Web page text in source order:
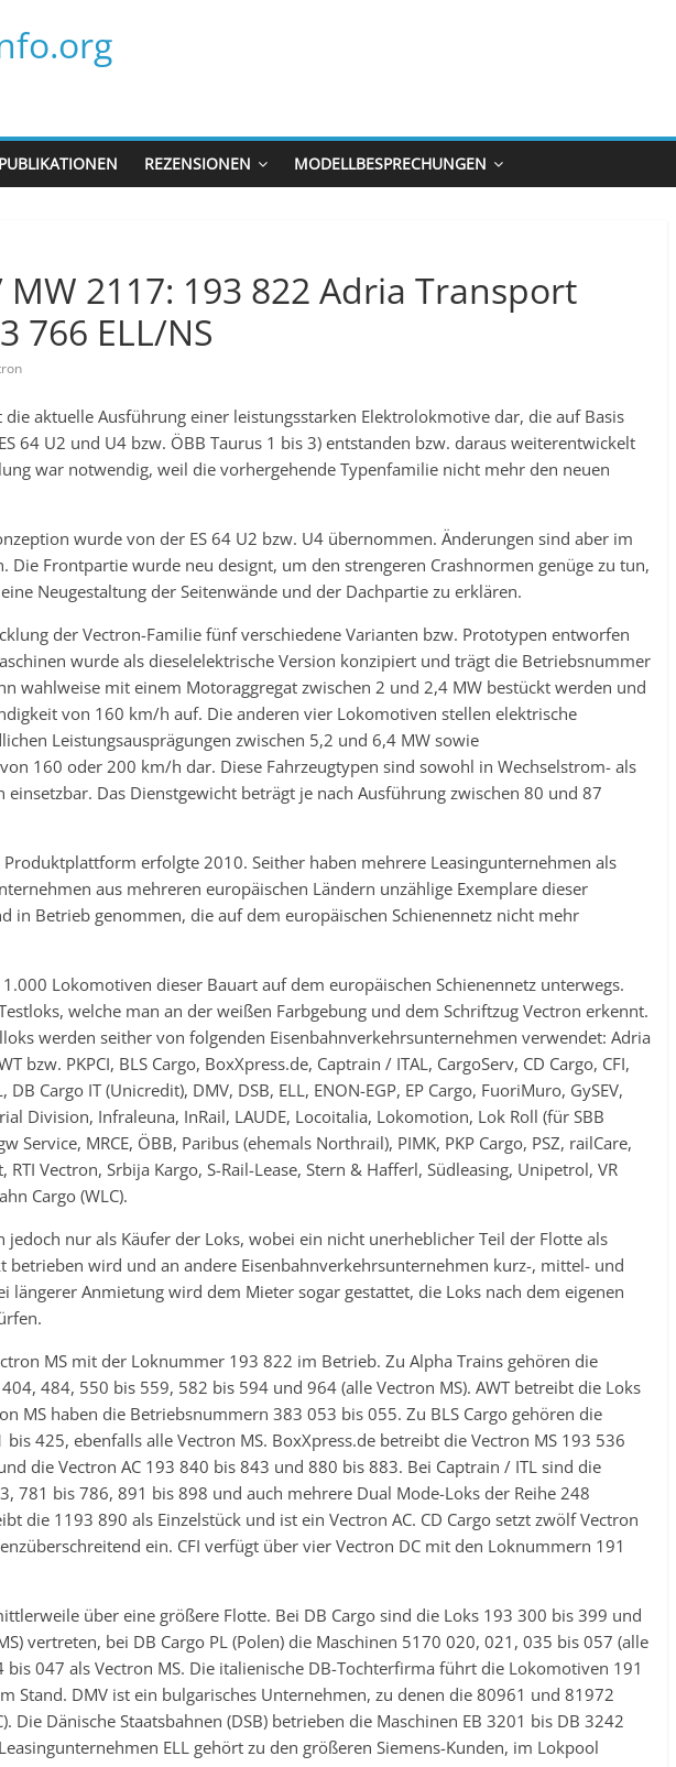
PUBLIKATIONEN REZENSIONEN MODELLBESPRECHUNGEN
MW 2117: 193 822 Adria Transport
766 ELL/NS
die aktuelle Ausführung einer leistungsstarken Elektrolokmotive dar, die auf Basis
64 U2 und U4 bzw. ÖBB Taurus 1 bis 3) entstanden bzw. daraus weiterentwickelt
war notwendig, weil die vorhergehende Typenfamilie nicht mehr den neuen
wurde von der ES 64 U2 bzw. U4 übernommen. Änderungen sind aber im
Die Frontpartie wurde neu designt, um den strengeren Crashnormen genüge zu tun,
Neugestaltung der Seitenwände und der Dachpartie zu erklären.
der Vectron-Familie fünf verschiedene Varianten bzw. Prototypen entworfen
wurde als dieselelektrische Version konzipiert und trägt die Betriebsnummer
wahlweise mit einem Motoraggregat zwischen 2 und 2,4 MW bestückt werden und
von 160 km/h auf. Die anderen vier Lokomotiven stellen elektrische
Leistungsausprägungen zwischen 5,2 und 6,4 MW sowie
160 oder 200 km/h dar. Diese Fahrzeugtypen sind sowohl in Wechselstrom- als
einsetzbar. Das Dienstgewicht beträgt je nach Ausführung zwischen 80 und 87
erfolgte 2010. Seither haben mehrere Leasingunternehmen als
aus mehreren europäischen Ländern unzählige Exemplare dieser
in Betrieb genommen, die auf dem europäischen Schienennetz nicht mehr
Lokomotiven dieser Bauart auf dem europäischen Schienennetz unterwegs.
welche man an der weißen Farbgebung und dem Schriftzug Vectron erkennt.
werden seither von folgenden Eisenbahnverkehrsunternehmen verwendet: Adria
bzw. PKPCI, BLS Cargo, BoxXpress.de, Captrain / ITAL, CargoServ, CD Cargo, CFI,
DB Cargo IT (Unicredit), DMV, DSB, ELL, ENON-EGP, EP Cargo, FuoriMuro, GySEV,
Division, Infraleuna, InRail, LAUDE, Locoitalia, Lokomotion, Lok Roll (für SBB
Service, MRCE, ÖBB, Paribus (ehemals Northrail), PIMK, PKP Cargo, PSZ, railCare,
RTI Vectron, Srbija Kargo, S-Rail-Lease, Stern & Hafferl, Südleasing, Unipetrol, VR
Cargo (WLC).
jedoch nur als Käufer der Loks, wobei ein nicht unerheblicher Teil der Flotte als
betrieben wird und an andere Eisenbahnverkehrsunternehmen kurz-, mittel- und
längerer Anmietung wird dem Mieter sogar gestattet, die Loks nach dem eigenen
MS mit der Loknummer 193 822 im Betrieb. Zu Alpha Trains gehören die
484, 550 bis 559, 582 bis 594 und 964 (alle Vectron MS). AWT betreibt die Loks
MS haben die Betriebsnummern 383 053 bis 055. Zu BLS Cargo gehören die
425, ebenfalls alle Vectron MS. BoxXpress.de betreibt die Vectron MS 193 536
die Vectron AC 193 840 bis 843 und 880 bis 883. Bei Captrain / ITL sind die
781 bis 786, 891 bis 898 und auch mehrere Dual Mode-Loks der Reihe 248
die 1193 890 als Einzelstück und ist ein Vectron AC. CD Cargo setzt zwölf Vectron
ein. CFI verfügt über vier Vectron DC mit den Loknummern 191
über eine größere Flotte. Bei DB Cargo sind die Loks 193 300 bis 399 und
vertreten, bei DB Cargo PL (Polen) die Maschinen 5170 020, 021, 035 bis 057 (alle
bis 047 als Vectron MS. Die italienische DB-Tochterfirma führt die Lokomotiven 191
Stand. DMV ist ein bulgarisches Unternehmen, zu denen die 80961 und 81972
Die Dänische Staatsbahnen (DSB) betrieben die Maschinen EB 3201 bis DB 3242
ELL gehört zu den größeren Siemens-Kunden, im Lokpool